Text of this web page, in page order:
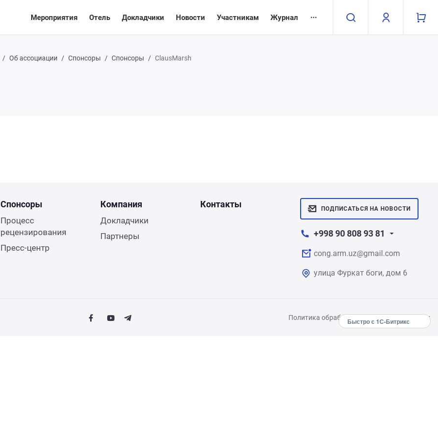
Мероприятия Отель Докладчики Новости Участникам Журнал
Об ассоциации Спонсоры Спонсоры ClausMarsh
Спонсоры
Процесс
рецензирования
Пресс-центр
Компания
Докладчики
Партнеры
Контакты ПОДПИСАТЬСЯ НА НОВОСТИ
+998 90 808 93 81
cong.arm.uz@gmail.com
улица Фуркат боги, дом 6
Политика обработки персональных данных
Быстро с 1С-Битрикс